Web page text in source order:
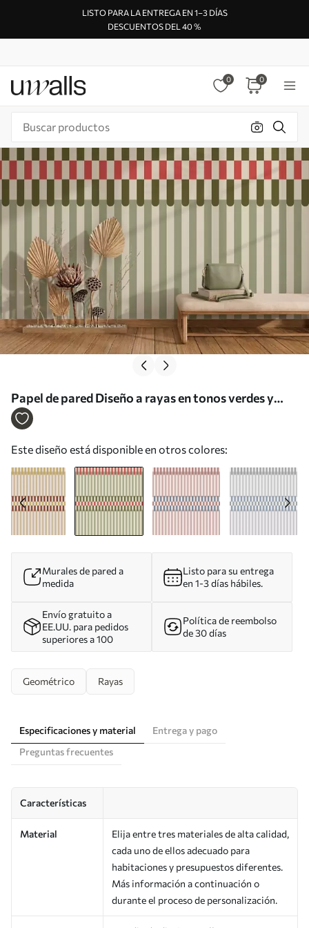
LISTO PARA LA ENTREGA EN 1–3 DÍAS
DESCUENTOS DEL 40 %
0 0
Papel de pared Diseño a rayas en tonos verdes y
coral Nr. w05150v4
Este diseño está disponible en otros colores:
Murales de pared a
medida
Listo para su entrega
en 1-3 días hábiles.
Envío gratuito a
EE.UU. para pedidos
superiores a 100
Política de reembolso
de 30 días
Geométrico Rayas
Especificaciones y material
Entrega y pago
Preguntas frecuentes
Características
Material
Elija entre tres materiales de alta calidad,
cada uno de ellos adecuado para
habitaciones y presupuestos diferentes.
Más información a continuación o
durante el proceso de personalización.